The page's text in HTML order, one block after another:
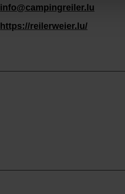
info@campingreiler.lu
https://reilerweier.lu/